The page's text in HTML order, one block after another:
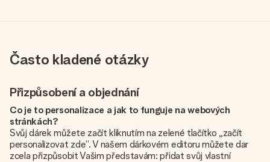
Často kladené otázky
Přizpůsobení a objednání
Co je to personalizace a jak to funguje na webových
stránkách?
Svůj dárek můžete začít kliknutím na zelené tlačítko „začít
personalizovat zde“. V našem dárkovém editoru můžete dar
zcela přizpůsobit Vašim představám: přidat svůj vlastní